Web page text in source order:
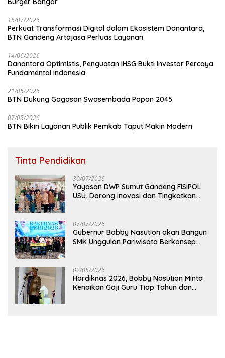
15/07/2026
Perkuat Transformasi Digital dalam Ekosistem Danantara,
BTN Gandeng Artajasa Perluas Layanan
14/06/2026
Danantara Optimistis, Penguatan IHSG Bukti Investor Percaya
Fundamental Indonesia
21/05/2026
BTN Dukung Gagasan Swasembada Papan 2045
07/05/2026
BTN Bikin Layanan Publik Pemkab Taput Makin Modern
Tinta Pendidikan
30/07/2026
Yayasan DWP Sumut Gandeng FISIPOL
USU, Dorong Inovasi dan Tingkatkan
07/07/2026
Gubernur Bobby Nasution akan Bangun
SMK Unggulan Pariwisata Berkonsep
02/05/2026
Hardiknas 2026, Bobby Nasution Minta
Kenaikan Gaji Guru Tiap Tahun dan